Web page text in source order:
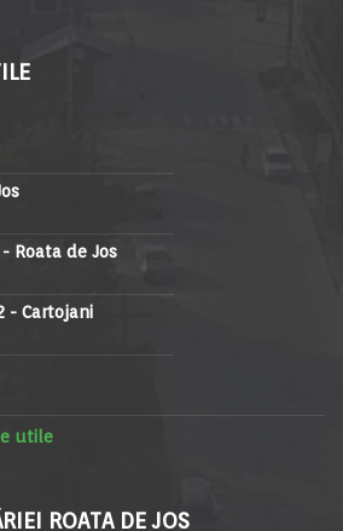
Roata de Jos
- Cartojani
utile
ROATA DE JOS